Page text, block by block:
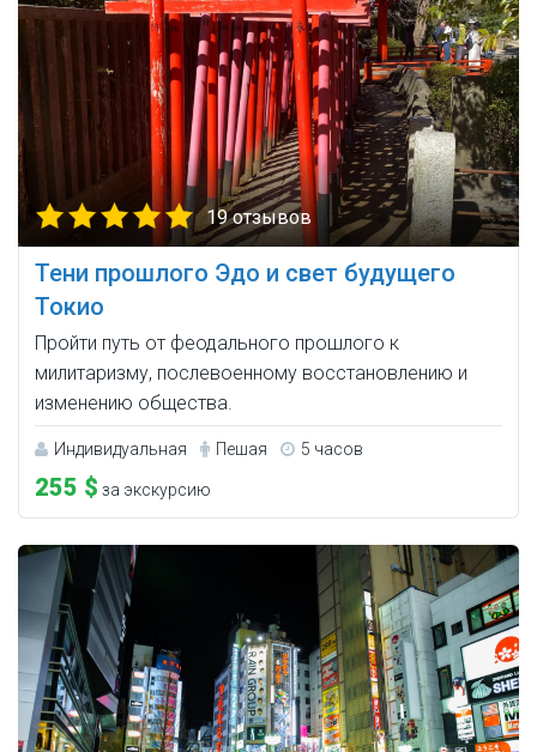
19 отзывов
Тени прошлого Эдо и свет будущего
Токио
Пройти путь от феодального прошлого к
милитаризму, послевоенному восстановлению и
изменению общества.
Индивидуальная Пешая 5 часов
255 $ за экскурсию